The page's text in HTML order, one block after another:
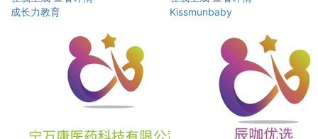
成长力教育
Kissmunbaby